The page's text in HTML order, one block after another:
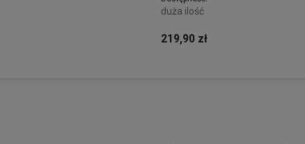
duża ilość
219,90 zł